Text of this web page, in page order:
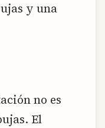
y una
no es
El